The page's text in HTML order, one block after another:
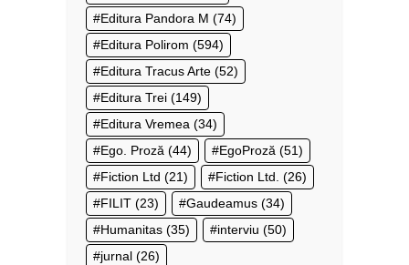
Editura Pandora M (74)
Editura Polirom (594)
Editura Tracus Arte (52)
Editura Trei (149)
Editura Vremea (34)
Ego. Proză (44) EgoProză (51)
Fiction Ltd (21) Fiction Ltd. (26)
FILIT (23) Gaudeamus (34)
Humanitas (35) interviu (50)
jurnal (26)